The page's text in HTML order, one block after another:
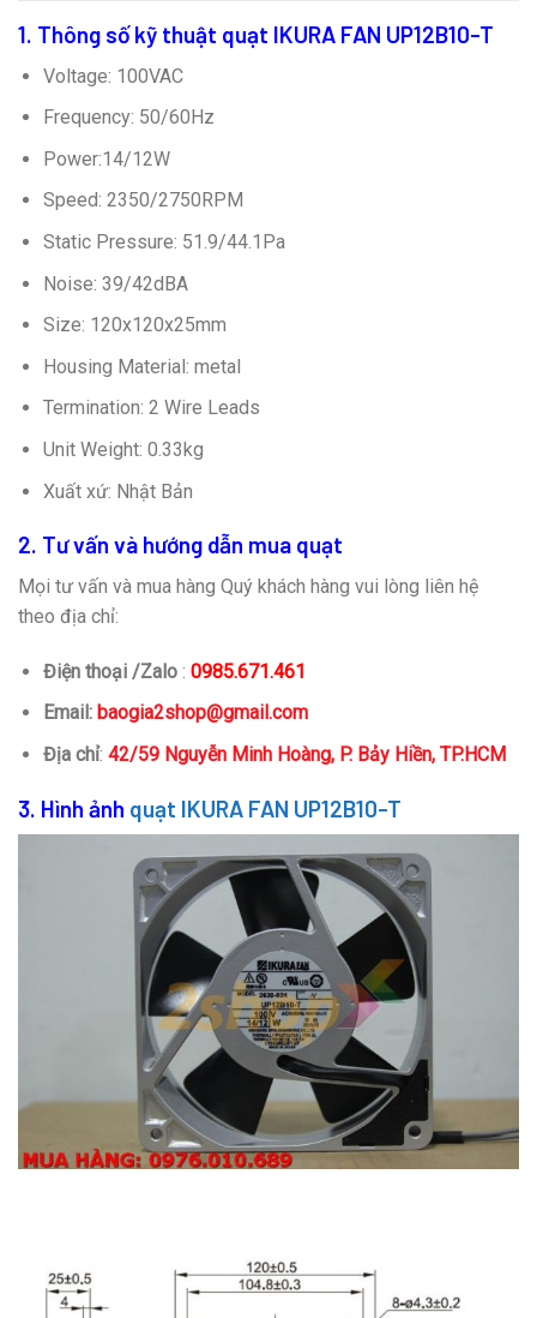
1. Thông số kỹ thuật quạt IKURA FAN UP12B10-T
Voltage: 100VAC
Frequency: 50/60Hz
Power:14/12W
Speed: 2350/2750RPM
Static Pressure: 51.9/44.1Pa
Noise: 39/42dBA
Size: 120x120x25mm
Housing Material: metal
Termination: 2 Wire Leads
Unit Weight: 0.33kg
Xuất xứ: Nhật Bản
2. Tư vấn và hướng dẫn mua quạt
Mọi tư vấn và mua hàng Quý khách hàng vui lòng liên hệ
theo địa chỉ:
Điện thoại /Zalo: 0985.671.461
Email: baogia2shop@gmail.com
Địa chỉ: 42/59 Nguyễn Minh Hoàng, P. Bảy Hiền, TP.HCM
3. Hình ảnh quạt IKURA FAN UP12B10-T